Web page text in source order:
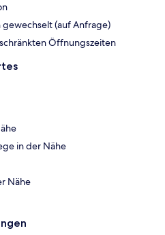
(auf Anfrage)
Öffnungszeiten
in der Nähe
Nähe